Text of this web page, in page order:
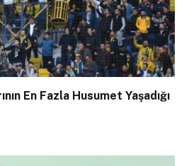
En Fazla Husumet Yaşadığı